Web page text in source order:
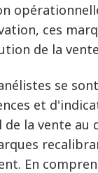
ces
de la
se
et
de la vente au
En